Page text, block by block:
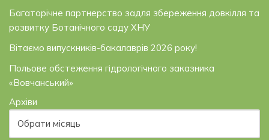
Багаторічне партнерство задля збереження довкілля та
розвитку Ботанічного саду ХНУ
Вітаємо випускників-бакалаврів 2026 року!
Польове обстеження гідрологічного заказника
«Вовчанський»
Архіви